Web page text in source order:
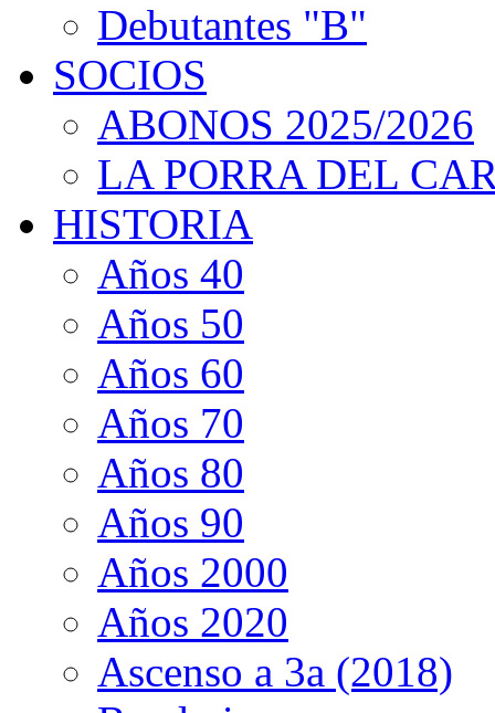
Debutantes "B"
SOCIOS
ABONOS 2025/2026
LA PORRA DEL
HISTORIA
Años 40
Años 50
Años 60
Años 70
Años 80
Años 90
Años 2000
Años 2020
Ascenso a 3a (2018)